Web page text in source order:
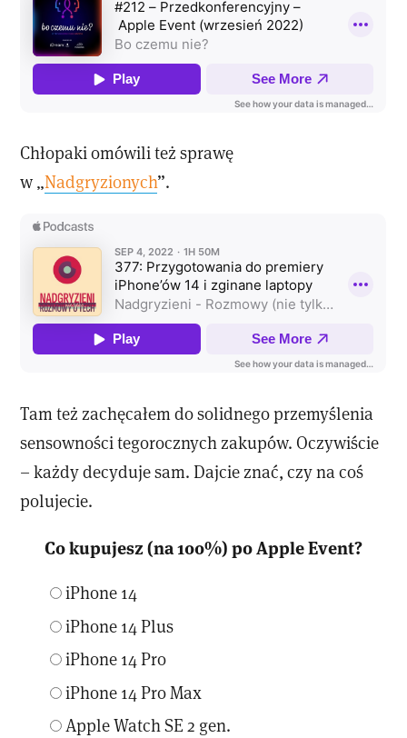
Chłopaki omówili też sprawę
w „Nadgryzionych”.
Tam też zachęcałem do solidnego przemyślenia
sensowności tegorocznych zakupów. Oczywiście
– każdy decyduje sam. Dajcie znać, czy na coś
polujecie.
Co kupujesz (na 100%) po Apple Event?
iPhone 14
iPhone 14 Plus
iPhone 14 Pro
iPhone 14 Pro Max
Apple Watch SE 2 gen.